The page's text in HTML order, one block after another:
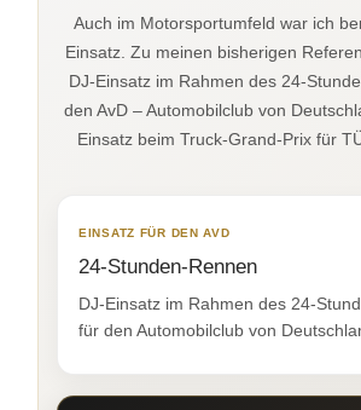
Auch im Motorsportumfeld war ich
Einsatz. Zu meinen bisherigen
DJ-Einsatz im Rahmen des 24-
den AvD – Automobilclub von
Einsatz beim Truck-Grand-Prix für
EINSATZ FÜR DEN AVD
24-Stunden-Rennen
DJ-Einsatz im Rahmen des 24-
für den Automobilclub von